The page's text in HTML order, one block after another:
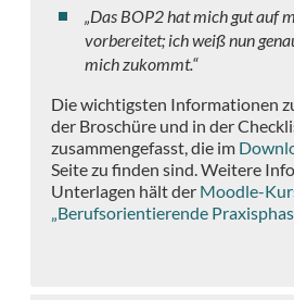
„Das BOP2 hat mich gut auf
vorbereitet; ich weiß nun
mich zukommt.“
Die wichtigsten Informationen
der Broschüre und in der
zusammengefasst, die im
Seite zu finden sind. Weitere
Unterlagen hält der Moodle-
„Berufsorientierende